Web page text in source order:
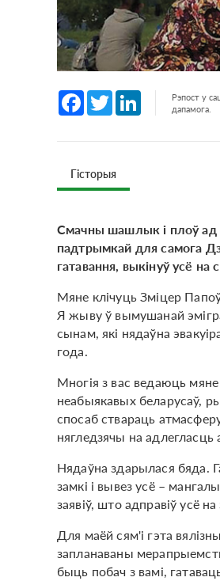
Facebook
Twitter LinkedInРэпост у
дапамога.
Гісторыя
Смачны шашлык і плоў ад
падтрымкай для самога
гатавання, выкінуў усё на
Мяне клічуць Зміцер
Я жыву ў вымушанай
сынам, які нядаўна
года.
Многія з вас ведаюць
неабыякавых беларусаў,
спосаб ствараць
нягледзячы на
Нядаўна здарылася бяда.
замкі і вывез усё –
заявіў, што адправіў усё
Для маёй сям'і гэта
запланаваны
быць побач з вамі,